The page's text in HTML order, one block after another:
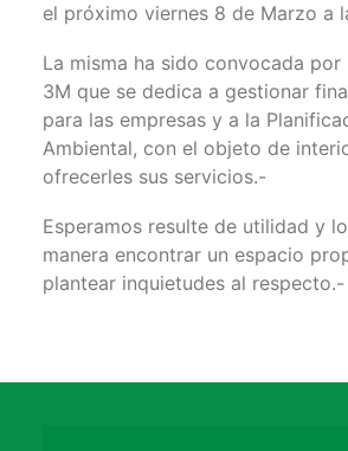
el próximo viernes 8 de Marzo a
La misma ha sido convocada por
3M que se dedica a gestionar
para las empresas y a la
Ambiental, con el objeto de
ofrecerles sus servicios.-
Esperamos resulte de utilidad y
manera encontrar un espacio
plantear inquietudes al respecto.-